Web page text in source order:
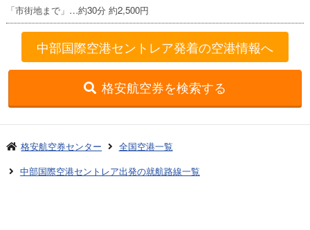
「市街地まで」…約30分 約2,500円
中部国際空港セントレア発着の空港情報へ
格安航空券を検索する
格安航空券センター
全国空港一覧
中部国際空港セントレア出発の就航路線一覧